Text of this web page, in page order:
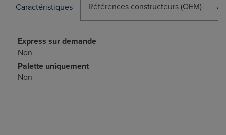
Caractéristiques Références constructeurs (OEM)
Express sur demande
Non
Palette uniquement
Non